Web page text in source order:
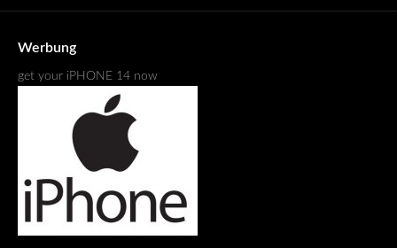
Werbung
get your iPHONE 14 now